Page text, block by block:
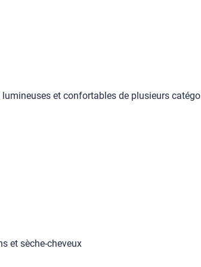
et confortables de plusieurs
et sèche-cheveux